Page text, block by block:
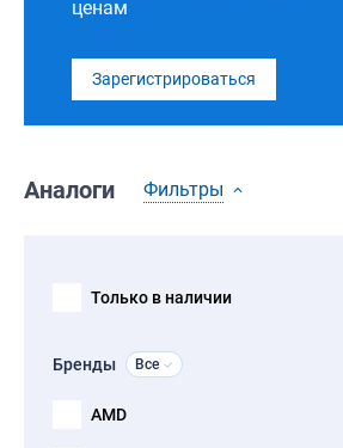
ценам
Зарегистрироваться
Аналоги Фильтры
Только в наличии
Бренды Все
AMD